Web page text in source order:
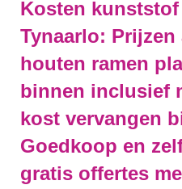
Kosten
Tynaarlo:
houten ramen
binnen inclusief
kost vervangen
Goedkoop en
gratis offertes